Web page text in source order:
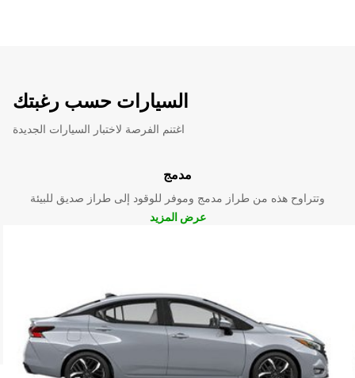
السيارات حسب رغبتك
اغتنم الفرصة لاختبار السيارات الجديدة
مدمج
وتتراوح هذه من طراز مدمج وموفر للوقود إلى طراز صديق للبيئة
عرض المزيد